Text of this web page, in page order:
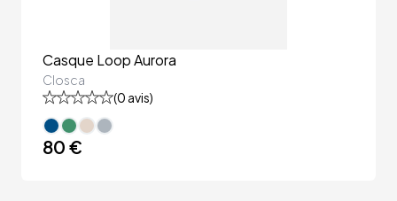
Casque Loop Aurora
Closca
(0 avis)
80 €